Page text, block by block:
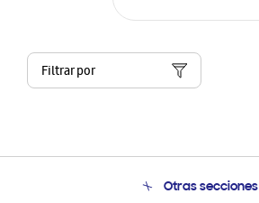
Filtrar por
Otras secciones